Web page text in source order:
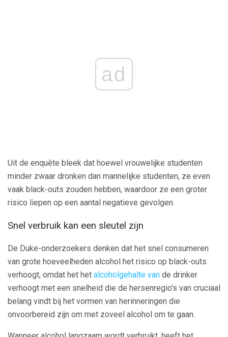
ad
Uit de enquête bleek dat hoewel vrouwelijke studenten
minder zwaar dronken dan mannelijke studenten, ze even
vaak black-outs zouden hebben, waardoor ze een groter
risico liepen op een aantal negatieve gevolgen.
Snel verbruik kan een sleutel zijn
De Duke-onderzoekers denken dat het snel consumeren
van grote hoeveelheden alcohol het risico op black-outs
verhoogt, omdat het het alcoholgehalte van de drinker
verhoogt met een snelheid die de hersenregio's van cruciaal
belang vindt bij het vormen van herinneringen die
onvoorbereid zijn om met zoveel alcohol om te gaan.